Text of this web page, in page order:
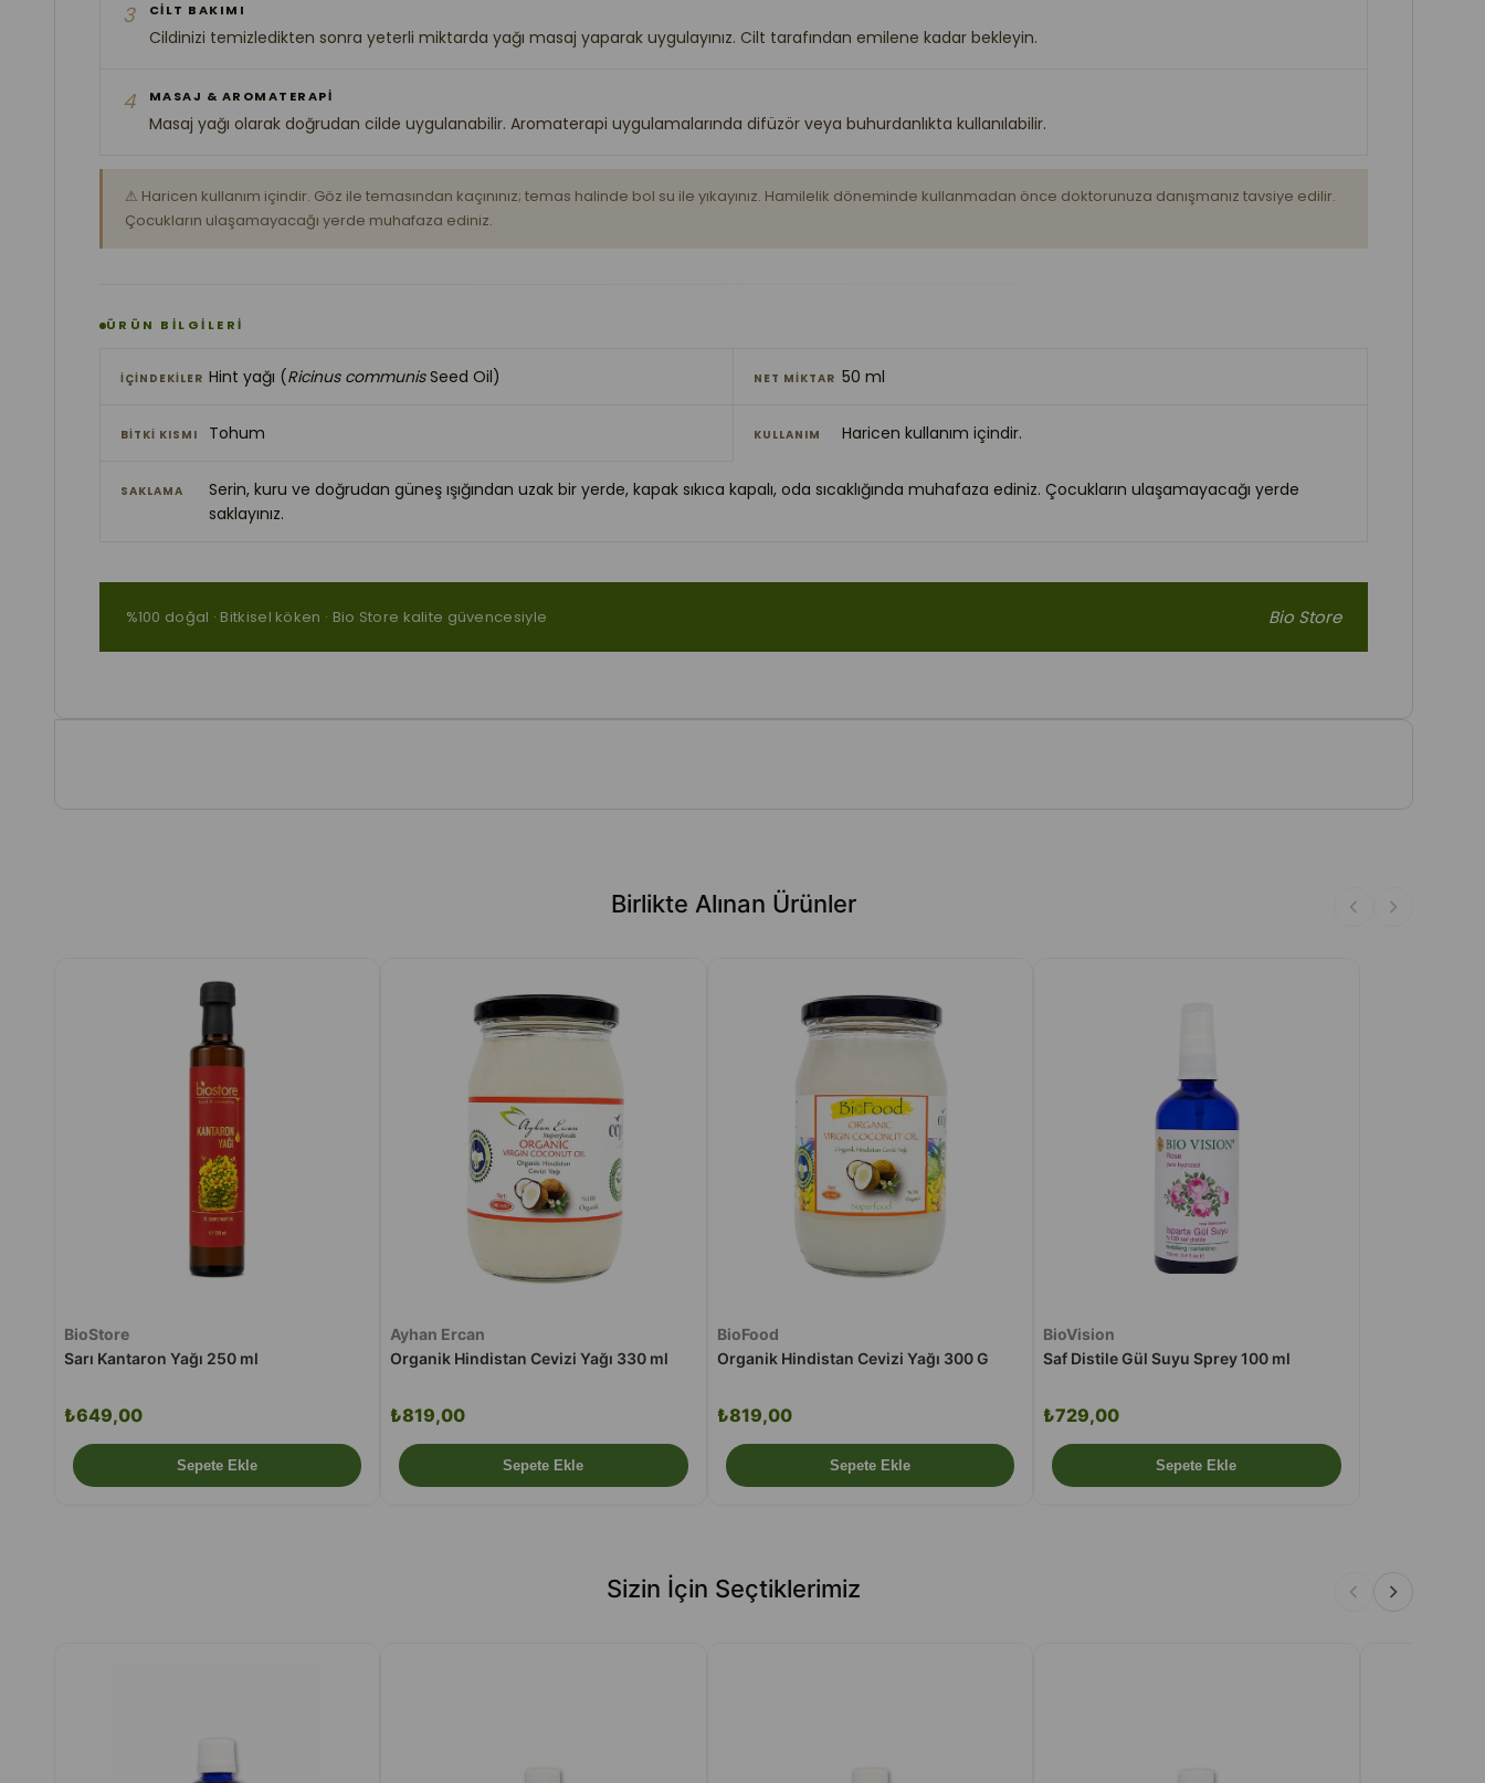
3 CİLT BAKIMI
Cildinizi temizledikten sonra yeterli miktarda yağı masaj yaparak uygulayınız. Cilt tarafından emilene kadar bekleyin.
4 MASAJ & AROMATERAPİ
Masaj yağı olarak doğrudan cilde uygulanabilir. Aromaterapi uygulamalarında difüzör veya buhurdanlıkta kullanılabilir.
⚠ Haricen kullanım içindir. Göz ile temasından kaçınınız; temas halinde bol su ile yıkayınız. Hamilelik döneminde kullanmadan önce doktorunuza danışmanız tavsiye edilir.
Çocukların ulaşamayacağı yerde muhafaza ediniz.
ÜRÜN BİLGİLERİ
İÇİNDEKİLER Hint yağı (Ricinus communisSeed Oil) NET MİKTAR 50 ml
BİTKİ KISMI Tohum KULLANIM Haricen kullanım içindir.
SAKLAMA
Serin, kuru ve doğrudan güneş ışığından uzak bir yerde, kapak sıkıca kapalı, oda sıcaklığında muhafaza ediniz. Çocukların ulaşamayacağı yerde
saklayınız.
%100 doğal · Bitkisel köken · Bio Store kalite güvencesiyle Bio Store